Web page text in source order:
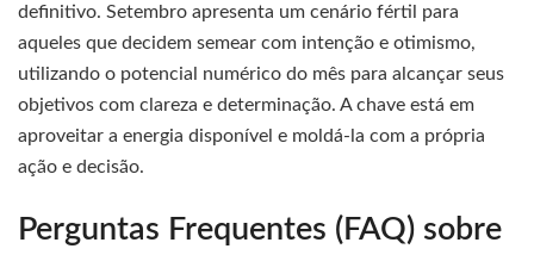
definitivo. Setembro apresenta um cenário fértil para
aqueles que decidem semear com intenção e otimismo,
utilizando o potencial numérico do mês para alcançar seus
objetivos com clareza e determinação. A chave está em
aproveitar a energia disponível e moldá-la com a própria
ação e decisão.
Perguntas Frequentes (FAQ) sobre